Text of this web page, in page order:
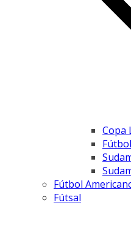
Copa
Fútbol
Fútsal